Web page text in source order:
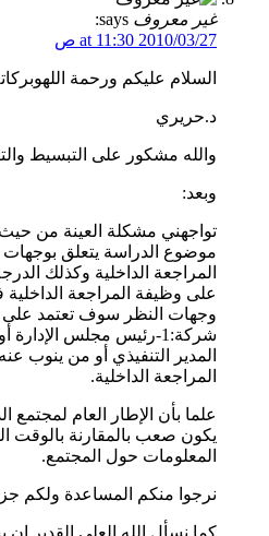
غير معروف says:
2010/03/27 at 11:30 ص
السلام عليكم ورحمة
د.حريري
والله مشكور على التبسيط
وبعد:
تواجهني مشكلة العينة من حيث:
موضوع الدراسة يتعلق
المراجعة الداخلية وكذلك
على وظيفة المراجعة
وجهات النظر سوف تعتمد
المراجعة الداخلية.
علما بأن الإطار العام لمجتمع
يكون صعب بالمقارنة بالوقت
المعلومات حول المجتمع.
نرجوا منكم المساعدة ولكم